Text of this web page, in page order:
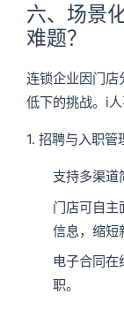
六、场景
难题？
连锁企业因门店
低下的挑战。i人
1. 招聘与入职管
支持多渠道
门店可自主
信息，缩短
电子合同
职。